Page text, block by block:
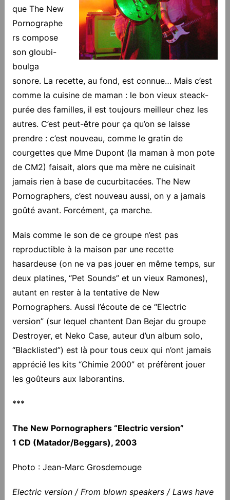
que The New
Pornographe
rs compose
son gloubi-
boulga
sonore. La recette, au fond, est connue… Mais c’est
comme la cuisine de maman : le bon vieux steack-
purée des familles, il est toujours meilleur chez les
autres. C’est peut-être pour ça qu’on se laisse
prendre : c’est nouveau, comme le gratin de
courgettes que Mme Dupont (la maman à mon pote
de CM2) faisait, alors que ma mère ne cuisinait
jamais rien à base de cucurbitacées. The New
Pornographers, c’est nouveau aussi, on y a jamais
goûté avant. Forcément, ça marche.
Mais comme le son de ce groupe n’est pas
reproductible à la maison par une recette
hasardeuse (on ne va pas jouer en même temps, sur
deux platines, “Pet Sounds” et un vieux Ramones),
autant en rester à la tentative de New
Pornographers. Aussi l’écoute de ce “Electric
version” (sur lequel chantent Dan Bejar du groupe
Destroyer, et Neko Case, auteur d’un album solo,
“Blacklisted”) est là pour tous ceux qui n’ont jamais
apprécié les kits “Chimie 2000” et préfèrent jouer
les goûteurs aux laborantins.
***
The New Pornographers “Electric version”
1 CD (Matador/Beggars), 2003
Photo : Jean-Marc Grosdemouge
Electric version / From blown speakers / Laws have